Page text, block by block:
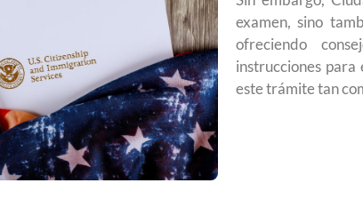
examen, sino
ofreciendo
instrucciones
este trámite tan
¿Cómo inscribirse a Jóvenes Construyendo el
Futuro para capacitarse al regresar a México?
para